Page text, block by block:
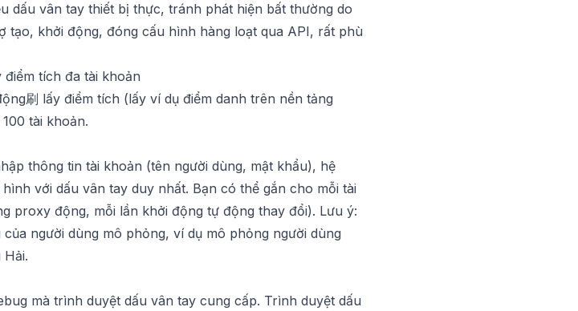
dấu vân tay thiết bị thực, tránh phát hiện bất thường do
tạo, khởi động, đóng cấu hình hàng loạt qua API, rất phù
tích đa tài khoản
刷 lấy điểm tích (lấy ví dụ điểm danh trên nền tảng
tài khoản.
thông tin tài khoản (tên người dùng, mật khẩu), hệ
với dấu vân tay duy nhất. Bạn có thể gắn cho mỗi tài
proxy động, mỗi lần khởi động tự động thay đổi). Lưu ý:
người dùng mô phỏng, ví dụ mô phỏng người dùng
mà trình duyệt dấu vân tay cung cấp. Trình duyệt dấu